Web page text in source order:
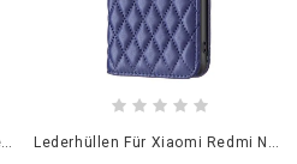
Lederhüllen Xiaomi Redmi Note 14 Pro 5g Grafischer Schmetterling Lederhüllen Für Xiaomi Redmi Note 14 Pro 5g Klassisch Gesteppt